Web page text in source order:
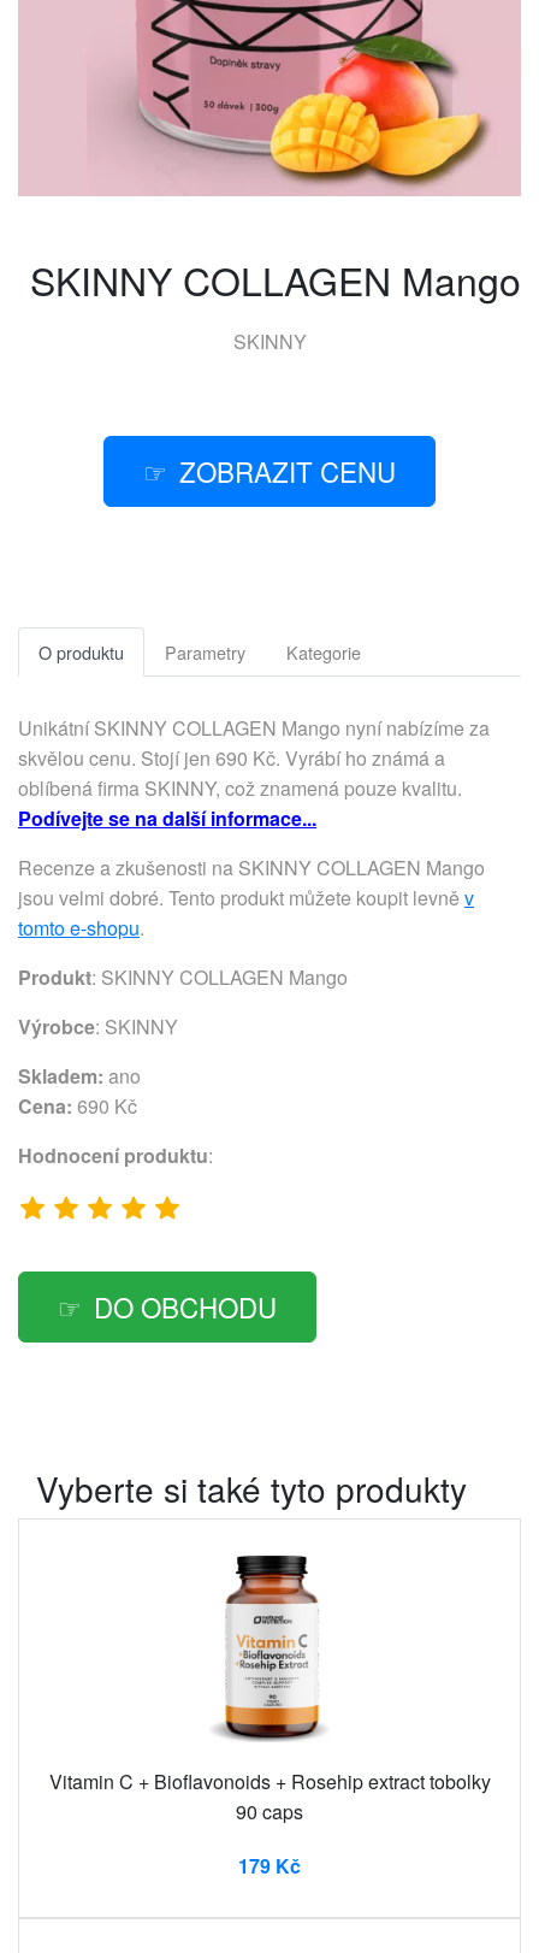
SKINNY COLLAGEN Mango
SKINNY
ZOBRAZIT CENU
O produktu Parametry Kategorie
Unikátní SKINNY COLLAGEN Mango nyní nabízíme za
skvělou cenu. Stojí jen 690 Kč. Vyrábí ho známá a
oblíbená firma SKINNY, což znamená pouze kvalitu.
Podívejte se na další informace...
Recenze a zkušenosti na SKINNY COLLAGEN Mango
jsou velmi dobré. Tento produkt můžete koupit levně v
tomto e-shopu.
Produkt: SKINNY COLLAGEN Mango
Výrobce: SKINNY
Skladem: ano
Cena: 690 Kč
Hodnocení produktu:
DO OBCHODU
Vyberte si také tyto produkty
Vitamin C + Bioflavonoids + Rosehip extract tobolky
90 caps
179 Kč